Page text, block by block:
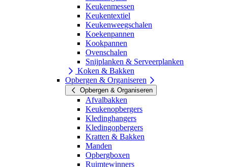
Keukenmessen
Keukentextiel
Keukenweegschalen
Koekenpannen
Kookpannen
Ovenschalen
Snijplanken & Serveerplanken
Koken & Bakken
Opbergen & Organiseren
Opbergen & Organiseren
Afvalbakken
Keukenopbergers
Kledinghangers
Kledingopbergers
Kratten & Bakken
Manden
Opbergboxen
Ruimtewinners